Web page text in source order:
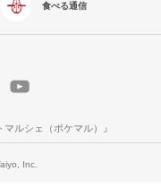
食べる通信
ルシェ（ポケマル）』
Inc.